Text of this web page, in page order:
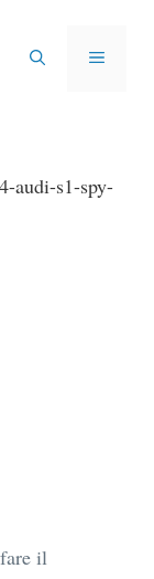
MENU
audi-s1-spy-
il